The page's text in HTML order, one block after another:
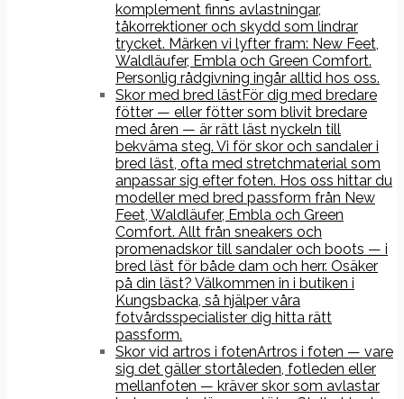
komplement finns avlastningar,
tåkorrektioner och skydd som lindrar
trycket. Märken vi lyfter fram: New Feet,
Waldläufer, Embla och Green Comfort.
Personlig rådgivning ingår alltid hos oss.
Skor med bred lästFör dig med bredare
fötter — eller fötter som blivit bredare
med åren — är rätt läst nyckeln till
bekväma steg. Vi för skor och sandaler i
bred läst, ofta med stretchmaterial som
anpassar sig efter foten. Hos oss hittar du
modeller med bred passform från New
Feet, Waldläufer, Embla och Green
Comfort. Allt från sneakers och
promenadskor till sandaler och boots — i
bred läst för både dam och herr. Osäker
på din läst? Välkommen in i butiken i
Kungsbacka, så hjälper våra
fotvårdsspecialister dig hitta rätt
passform.
Skor vid artros i fotenArtros i foten — vare
sig det gäller stortåleden, fotleden eller
mellanfoten — kräver skor som avlastar